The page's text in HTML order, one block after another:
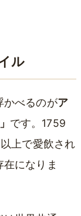
ル
かべるのがア
です。1759
上で愛飲され
になりま